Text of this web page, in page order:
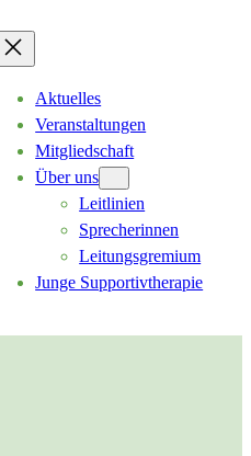
Aktuelles
Veranstaltungen
Mitgliedschaft
Über uns
Leitlinien
Sprecherinnen
Leitungsgremium
Junge Supportivtherapie